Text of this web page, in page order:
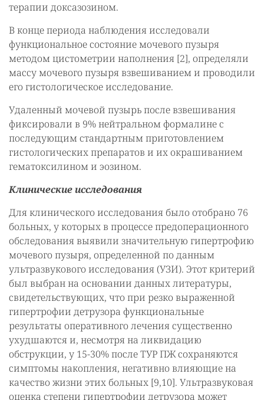
терапии доксазозином.
В конце периода наблюдения исследовали
функциональное состояние мочевого пузыря
методом цистометрии наполнения [2], определяли
массу мочевого пузыря взвешиванием и проводили
его гистологическое исследование.
Удаленный мочевой пузырь после взвешивания
фиксировали в 9% нейтральном формалине с
последующим стандартным приготовлением
гистологических препаратов и их окрашиванием
гематоксилином и эозином.
Клинические исследования
Для клинического исследования было отобрано 76
больных, у которых в процессе предоперационного
обследования выявили значительную гипертрофию
мочевого пузыря, определенной по данным
ультразвукового исследования (УЗИ). Этот критерий
был выбран на основании данных литературы,
свидетельствующих, что при резко выраженной
гипертрофии детрузора функциональные
результаты оперативного лечения существенно
ухудшаются и, несмотря на ликвидацию
обструкции, у 15-30% после ТУР ПЖ сохраняются
симптомы накопления, негативно влияющие на
качество жизни этих больных [9,10]. Ультразвуковая
оценка степени гипертрофии детрузора может